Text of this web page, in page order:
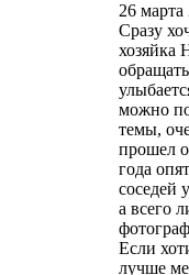
26 марта
Сразу
хозяйка
можно
темы,
прошел
года
соседей
а всего
Если
лучше